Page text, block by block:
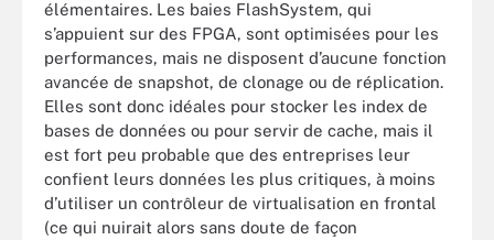
élémentaires. Les baies FlashSystem, qui
s’appuient sur des FPGA, sont optimisées pour les
performances, mais ne disposent d’aucune fonction
avancée de snapshot, de clonage ou de réplication.
Elles sont donc idéales pour stocker les index de
bases de données ou pour servir de cache, mais il
est fort peu probable que des entreprises leur
confient leurs données les plus critiques, à moins
d’utiliser un contrôleur de virtualisation en frontal
(ce qui nuirait alors sans doute de façon